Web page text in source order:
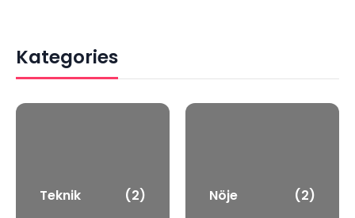
Kategories
Teknik (2) Nöje (2)